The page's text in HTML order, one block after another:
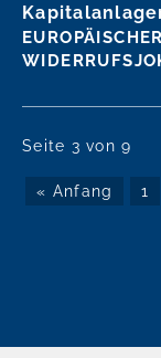
Seite 3 von 9
« Anfang 1